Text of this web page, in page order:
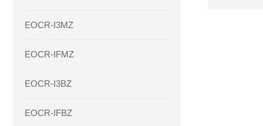
EOCR-I3MZ
EOCR-IFMZ
EOCR-I3BZ
EOCR-IFBZ